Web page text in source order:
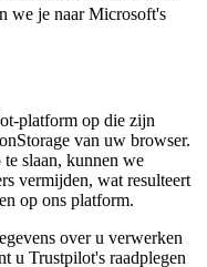
we je naar Microsoft's
platform op die zijn
van uw browser.
slaan, kunnen we
vermijden, wat resulteert
op ons platform.
over u verwerken
u Trustpilot's raadplegen